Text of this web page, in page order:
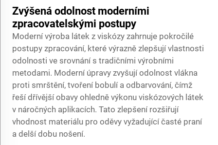
Zvýšená odolnost moderními
zpracovatelskými postupy
Moderní výroba látek z viskózy zahrnuje pokročilé
postupy zpracování, které výrazně zlepšují vlastnosti
odolnosti ve srovnání s tradičními výrobními
metodami. Moderní úpravy zvyšují odolnost vlákna
proti smrštění, tvoření bobulí a odbarvování, čímž
řeší dřívější obavy ohledně výkonu viskózových látek
v náročných aplikacích. Tato zlepšení rozšiřují
vhodnost materiálu pro oděvy vyžadující časté praní
a delší dobu nošení.